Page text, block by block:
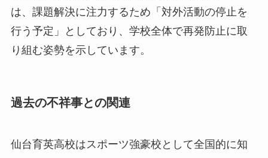
は、課題解決に注力するため「対外活動の停止を
行う予定」としており、学校全体で再発防止に取
り組む姿勢を示しています。
過去の不祥事との関連
仙台育英高校はスポーツ強豪校として全国的に知